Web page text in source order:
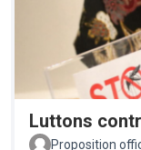
Luttons
Proposition